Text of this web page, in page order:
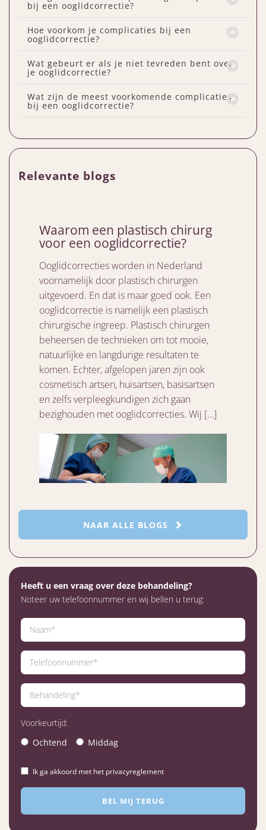
bij een ooglidcorrectie?
Hoe voorkom je complicaties bij een
ooglidcorrectie?
Wat gebeurt er als je niet tevreden bent over
je ooglidcorrectie?
Wat zijn de meest voorkomende complicaties
bij een ooglidcorrectie?
Relevante blogs
Waarom een plastisch chirurg
voor een ooglidcorrectie?
Ooglidcorrecties worden in Nederland
voornamelijk door plastisch chirurgen
uitgevoerd. En dat is maar goed ook. Een
ooglidcorrectie is namelijk een plastisch
chirurgische ingreep. Plastisch chirurgen
beheersen de technieken om tot mooie,
natuurlijke en langdurige resultaten te
komen. Echter, afgelopen jaren zijn ook
cosmetisch artsen, huisartsen, basisartsen
en zelfs verpleegkundigen zich gaan
bezighouden met ooglidcorrecties. Wij […]
NAAR ALLE BLOGS
Heeft u een vraag over deze behandeling?
Noteer uw telefoonnummer en wij bellen u terug:
Voorkeurtijd:
Ochtend
Middag
Ik ga akkoord met het privacyreglement